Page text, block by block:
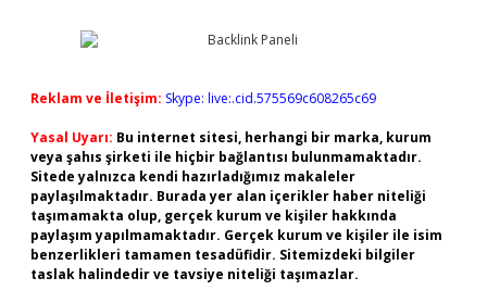
Reklam ve İletişim: Skype: live:.cid.575569c608265c69
Yasal Uyarı: Bu internet sitesi, herhangi bir marka, kurum
veya şahıs şirketi ile hiçbir bağlantısı bulunmamaktadır.
Sitede yalnızca kendi hazırladığımız makaleler
paylaşılmaktadır. Burada yer alan içerikler haber niteliği
taşımamakta olup, gerçek kurum ve kişiler hakkında
paylaşım yapılmamaktadır. Gerçek kurum ve kişiler ile isim
benzerlikleri tamamen tesadüfidir. Sitemizdeki bilgiler
taslak halindedir ve tavsiye niteliği taşımazlar.